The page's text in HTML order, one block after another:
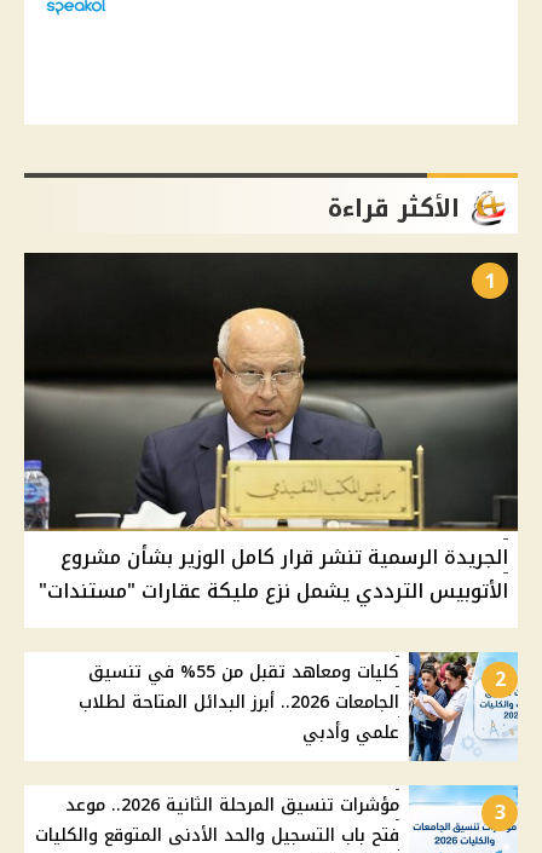
الأكثر قراءة
1
الجريدة الرسمية تنشر قرار كامل الوزير بشأن مشروع
الأتوبيس الترددي يشمل نزع مليكة عقارات "مستندات"
2
كليات ومعاهد تقبل من 55% في تنسيق
الجامعات 2026.. أبرز البدائل المتاحة لطلاب
علمي وأدبي
3
مؤشرات تنسيق المرحلة الثانية 2026.. موعد
فتح باب التسجيل والحد الأدنى المتوقع والكليات